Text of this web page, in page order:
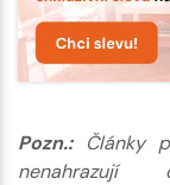
Pozn.:Články
nenahrazují